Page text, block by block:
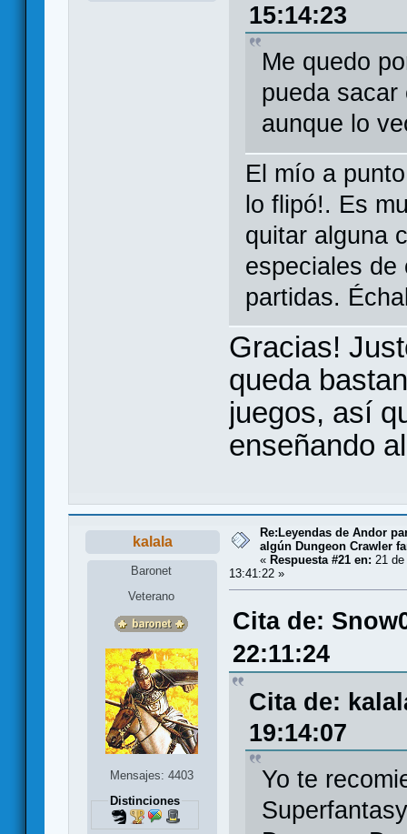
15:14:23
Me quedo
pueda
aunque lo
El mío a
lo flipó!. Es
quitar alguna
especiales de
partidas.
Gracias!
queda
juegos, así
enseñando
kalala
Baronet
Veterano
Mensajes: 4403
Distinciones
Re:Leyendas de Andor
algún Dungeon Crawler
« Respuesta #21 en: 21
13:41:22 »
Cita de:
22:11:24
Cita de:
19:14:07
Yo te